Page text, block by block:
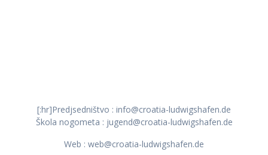
[:hr]Predjsedništvo : info@croatia-ludwigshafen.de
Škola nogometa : jugend@croatia-ludwigshafen.de
Web : web@croatia-ludwigshafen.de